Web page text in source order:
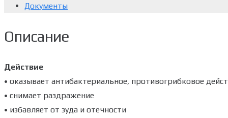
Документы
Описание
Действие
• оказывает антибактериальное, противогрибковое
• снимает раздражение
• избавляет от зуда и отечности